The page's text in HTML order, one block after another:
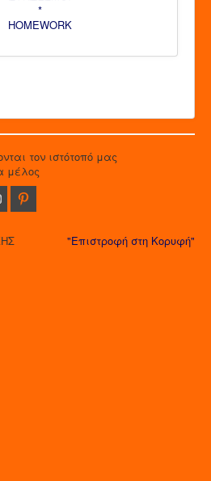
*
HOMEWORK
τον ιστότοπό μας
μέλος
"Επιστροφή στη Κορυφή"